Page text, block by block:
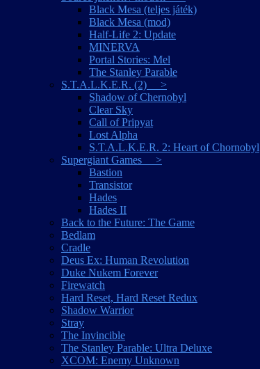
Black Mesa (teljes játék)
Black Mesa (mod)
Half-Life 2: Update
MINERVA
Portal Stories: Mel
The Stanley Parable
S.T.A.L.K.E.R. (2) >
Shadow of Chernobyl
Clear Sky
Call of Pripyat
Lost Alpha
S.T.A.L.K.E.R. 2: Heart of Chornobyl
Supergiant Games >
Bastion
Transistor
Hades
Hades II
Back to the Future: The Game
Bedlam
Cradle
Deus Ex: Human Revolution
Duke Nukem Forever
Firewatch
Hard Reset, Hard Reset Redux
Shadow Warrior
Stray
The Invincible
The Stanley Parable: Ultra Deluxe
XCOM: Enemy Unknown